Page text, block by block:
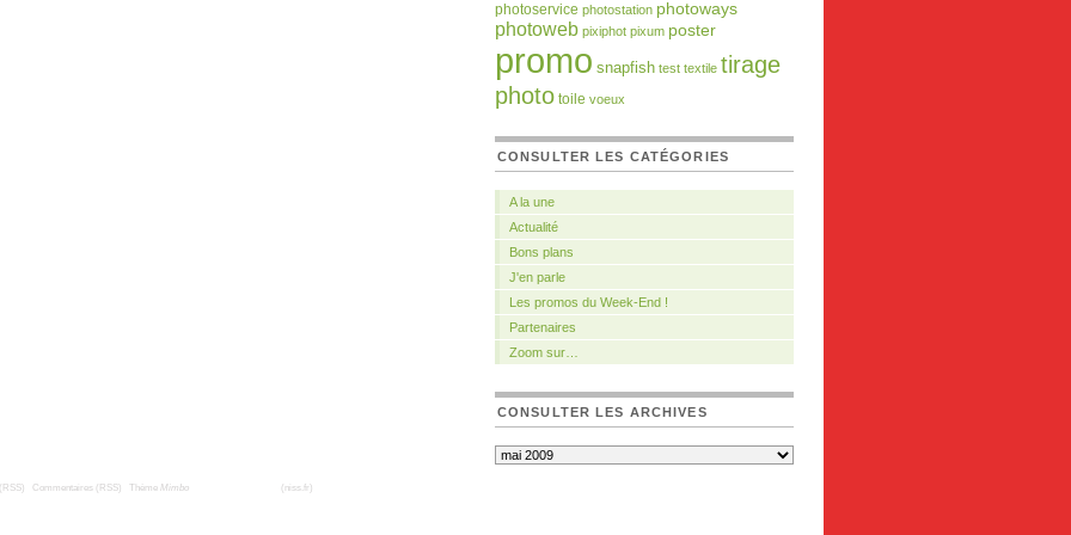
photoservice photostation photoways
photoweb pixiphot pixum poster
promo snapfish test textile tirage
photo toile voeux
CONSULTER LES CATÉGORIES
A la une
Actualité
Bons plans
J'en parle
Les promos du Week-End !
Partenaires
Zoom sur…
CONSULTER LES ARCHIVES
Commentaires (RSS) Thème Mimbo (niss.fr)